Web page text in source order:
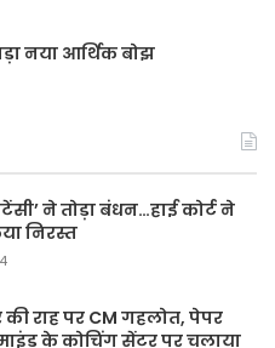
नया आर्थिक बोझ
ने तोड़ा बंधन…हाई कोर्ट ने
निरस्त
राह पर CM गहलोत, पेपर
के कोचिंग सेंटर पर चलाया